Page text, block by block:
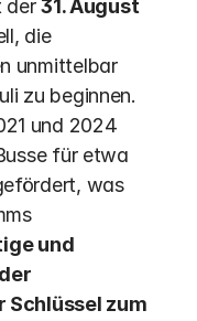
der 31. August
die
unmittelbar
zu beginnen.
und 2024
für etwa
was
und
zum